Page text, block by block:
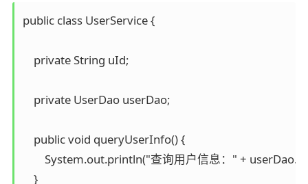
public class UserService {
    private String uId;
    private UserDao userDao;
    public void queryUserInfo() {
System.out.println("查询用户信息：" +
    }